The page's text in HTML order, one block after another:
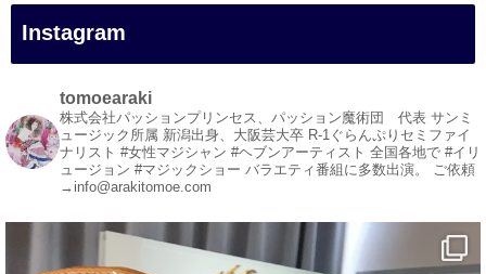
#白浜町
#変面ショー
#イベント
#宴会
#余興
1 5 X
マジシャン派遣 パッションプリンセス【公式】
Instagram
tomoearaki
株式会社パッションプリンセス、パッション魔術団 代表 サンミ
ュージック所属 新潟出身、大阪芸大卒 R-1ぐらんぷりセミファイ
ナリスト #女性マジシャン #ヘブンアーティスト 全国各地で #イリ
ュージョン #マジックショー バラエティ番組に多数出演。 ご依頼
→info@arakitomoe.com